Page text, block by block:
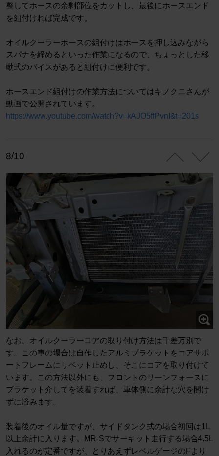
整してホースの余剰部位をカットし、最後にホースエンド
を組付ければ完成です。
オイルクーラーホースの組付けはホースを押し込みながら
スパナを締めるといった作業になるので、ちょっとした移
動式のバイスがあると組付けに便利です。
ホースエンド組付けの作業方法についてはキノクニさんが
動画で公開されています。
https://www.youtube.com/watch?v=kAJO5ffPvnI&t=201s
8/10
なお、オイルクーラーコアの取り付け方法は千差万別で
す。この車の場合は自作したアルミブラケットをコアサポ
ートフレームにリベット止めし、そこにコアを取り付けて
います。この方法以外にも、フロントのリーンフォースに
ブラケット介してを装着すれば、車体側に余計な穴を開け
ずに済みます。
装着後のオイル量ですが、サイドタンク式の場合初回は1L
以上余計に入ります。MR-Sでサーキット走行する場合4.5L
入れるのが定番ですが、とりあえずレベルゲージのFより